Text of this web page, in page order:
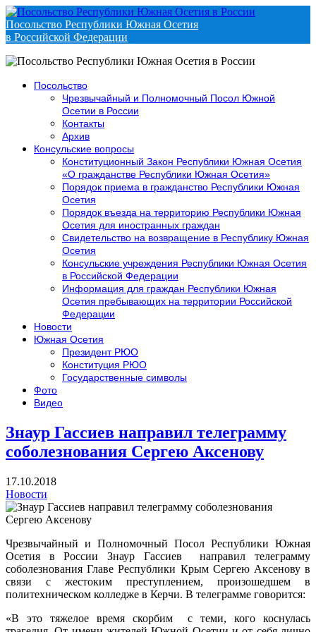
Посольство Республики Южная Осетия
в Российской Федерации
Посольство
Чрезвычайный и Полномочный Посол Южной
Осетии в России
Контакты
Архив
Консульские вопросы
Конституционный Закон Республики Южная Осетия
«О гражданстве Республики Южная Осетия»
Порядок приема в гражданство Республики Южная
Осетия
Порядок въезда на территорию Республики Южная
Осетия для иностранных граждан
Свидетельство на возвращение в Республику Южная
Осетия
Консульские учреждения Республики Южная Осетия
в Российской Федерации
Информация для граждан Республики Южная
Осетия пребывающих на территории Российской
Федерации
Новости
Южная Осетия
Президент РЮО
Конституция РЮО
Государственные символы
Фото
Видео
Знаур Гассиев направил телеграмму
соболезнования Сергею Аксенову
17.10.2018
Новости
Чрезвычайный и Полномочный Посол Республики Южная
Осетия в России Знаур Гассиев направил телеграмму
соболезнования Главе Республики Крым Сергею Аксенову в
связи с жестоким преступлением, произошедшем в
политехническом колледже в Керчи. В телеграмме говорится:
«В это тяжелое время скорбим с теми, кого коснулась